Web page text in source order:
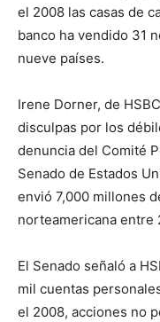
el 2008 las casas de
banco ha vendido 31
nueve países.
Irene Dorner, de
disculpas por los
denuncia del Comité
Senado de Estados
envió 7,000 millones
norteamericana entre
El Senado señaló a
mil cuentas
el 2008, acciones no